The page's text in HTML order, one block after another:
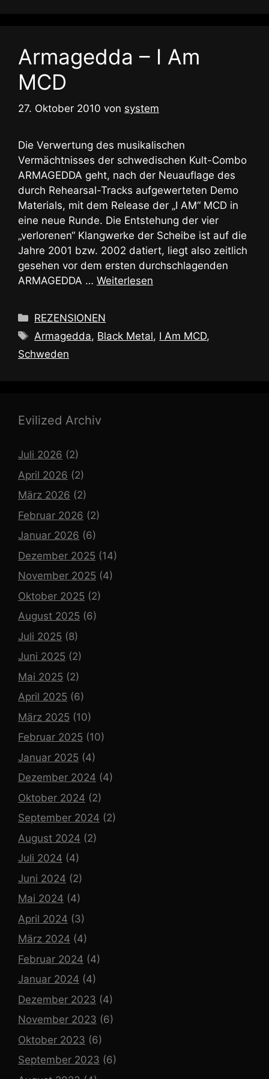
Armagedda – I Am
MCD
27. Oktober 2010 von system
Die Verwertung des musikalischen
Vermächtnisses der schwedischen Kult-Combo
ARMAGEDDA geht, nach der Neuauflage des
durch Rehearsal-Tracks aufgewerteten Demo
Materials, mit dem Release der „I AM“ MCD in
eine neue Runde. Die Entstehung der vier
„verlorenen“ Klangwerke der Scheibe ist auf die
Jahre 2001 bzw. 2002 datiert, liegt also zeitlich
gesehen vor dem ersten durchschlagenden
ARMAGEDDA … Weiterlesen
Kategorien
REZENSIONEN
Schlagwörter
Armagedda, Black Metal, I Am MCD,
Schweden
Evilized Archiv
Juli 2026 (2)
April 2026 (2)
März 2026 (2)
Februar 2026 (2)
Januar 2026 (6)
Dezember 2025 (14)
November 2025 (4)
Oktober 2025 (2)
August 2025 (6)
Juli 2025 (8)
Juni 2025 (2)
Mai 2025 (2)
April 2025 (6)
März 2025 (10)
Februar 2025 (10)
Januar 2025 (4)
Dezember 2024 (4)
Oktober 2024 (2)
September 2024 (2)
August 2024 (2)
Juli 2024 (4)
Juni 2024 (2)
Mai 2024 (4)
April 2024 (3)
März 2024 (4)
Februar 2024 (4)
Januar 2024 (4)
Dezember 2023 (4)
November 2023 (6)
Oktober 2023 (6)
September 2023 (6)